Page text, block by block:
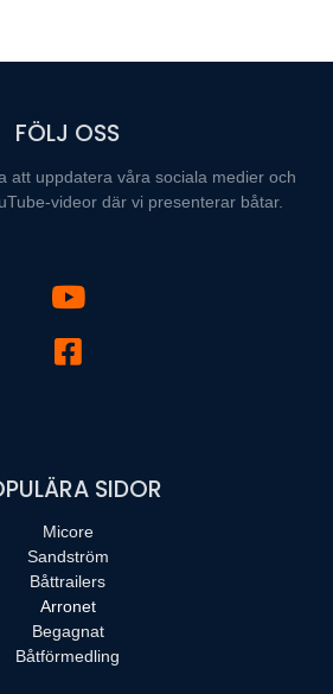
FÖLJ OSS
att uppdatera våra sociala medier och
videor där vi presenterar båtar.
SIDOR
Micore
Sandström
Båttrailers
Arronet
Begagnat
Båtförmedling